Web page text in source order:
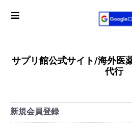
サプリ館公式サイト/海外医
代行
新規会員登録